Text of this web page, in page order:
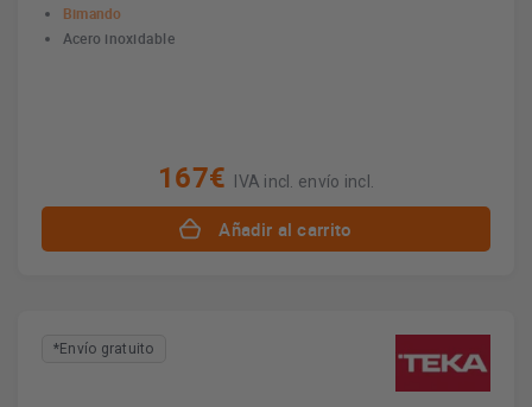
Bimando
Acero inoxidable
167€ IVA incl. envío incl.
Añadir al carrito
*Envío gratuito